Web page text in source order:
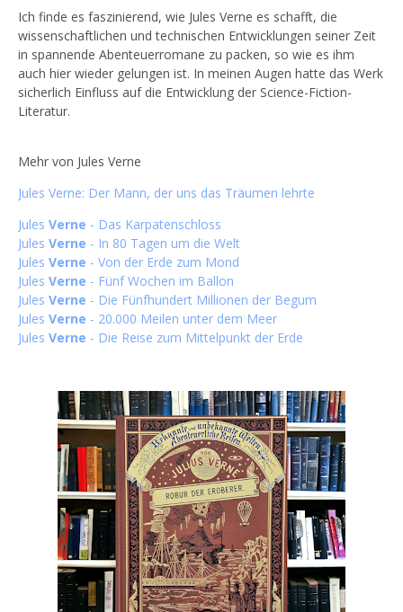
Ich finde es faszinierend, wie Jules Verne es schafft, die
wissenschaftlichen und technischen Entwicklungen seiner Zeit
in spannende Abenteuerromane zu packen, so wie es ihm
auch hier wieder gelungen ist. In meinen Augen hatte das Werk
sicherlich Einfluss auf die Entwicklung der Science-Fiction-
Literatur.
Mehr von Jules Verne
Jules Verne: Der Mann, der uns das Träumen lehrte
Jules Verne - Das Karpatenschloss
Jules Verne - In 80 Tagen um die Welt
Jules Verne - Von der Erde zum Mond
Jules Verne - Fünf Wochen im Ballon
Jules Verne - Die Fünfhundert Millionen der Begum
Jules Verne - 20.000 Meilen unter dem Meer
Jules Verne - Die Reise zum Mittelpunkt der Erde